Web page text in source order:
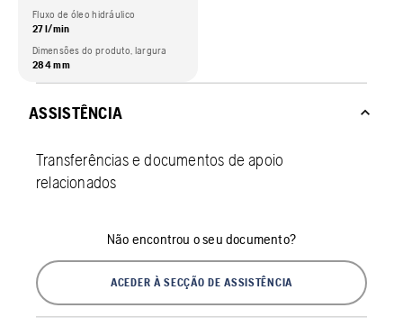
Fluxo de óleo hidráulico
27 l/min
Dimensões do produto, largura
284 mm
ASSISTÊNCIA
Transferências e documentos de apoio
relacionados
Não encontrou o seu documento?
ACEDER À SECÇÃO DE ASSISTÊNCIA